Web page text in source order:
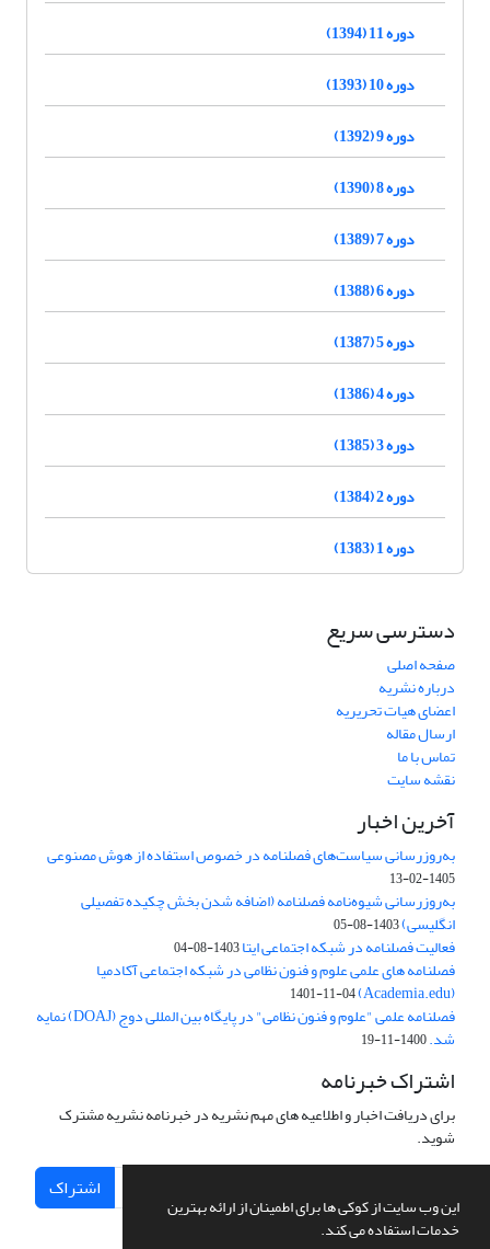
این وب سایت از کوکی ها برای اطمینان از ارائه بهترین
خدمات استفاده می کند.
دوره 11 (1394)
دوره 10 (1393)
دوره 9 (1392)
دوره 8 (1390)
دوره 7 (1389)
دوره 6 (1388)
دوره 5 (1387)
دوره 4 (1386)
دوره 3 (1385)
دوره 2 (1384)
دوره 1 (1383)
دسترسی سریع
صفحه اصلی
درباره نشریه
اعضای هیات تحریریه
ارسال مقاله
تماس با ما
نقشه سایت
آخرین اخبار
به‌روزرسانی سیاست‌های فصلنامه در خصوص استفاده از هوش مصنوعی
1405-02-13
به‌روزرسانی شیوه‌نامه فصلنامه (اضافه شدن بخش چکیده تفصیلی
انگلیسی)1403-08-05
فعالیت فصلنامه در شبکه اجتماعی ایتا1403-08-04
فصلنامه های علمی علوم و فنون نظامی در شبکه اجتماعی آکادمیا
(Academia.edu)
1401-11-04
فصلنامه علمی "علوم و فنون نظامی" در پایگاه بین المللی دوج (DOAJ) نمایه
شد.1400-11-19
اشتراک خبرنامه
برای دریافت اخبار و اطلاعیه های مهم نشریه در خبرنامه نشریه مشترک
شوید.
اشتراک